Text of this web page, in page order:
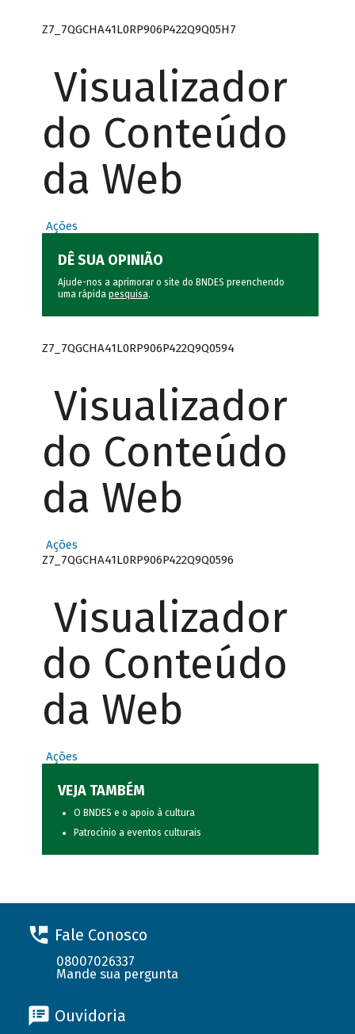
Z7_7QGCHA41L0RP906P422Q9Q05H7
Visualizador
do Conteúdo
da Web
Ações
DÊ SUA OPINIÃO
Ajude-nos a aprimorar o site do BNDES preenchendo
uma rápida pesquisa.
Z7_7QGCHA41L0RP906P422Q9Q0594
Visualizador
do Conteúdo
da Web
Ações
Z7_7QGCHA41L0RP906P422Q9Q0596
Visualizador
do Conteúdo
da Web
Ações
VEJA TAMBÉM
O BNDES e o apoio à cultura
Patrocínio a eventos culturais
Fale Conosco
08007026337
Mande sua pergunta
Ouvidoria